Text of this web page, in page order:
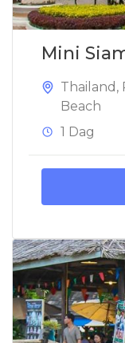
Mini
Thailand ,
Beach
1 Dag